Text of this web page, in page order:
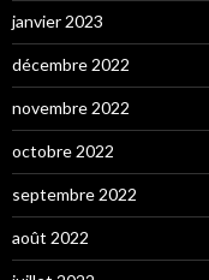
janvier 2023
décembre 2022
novembre 2022
octobre 2022
septembre 2022
août 2022